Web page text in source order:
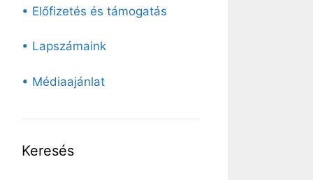
• Előfizetés és támogatás
• Lapszámaink
• Médiaajánlat
Keresés